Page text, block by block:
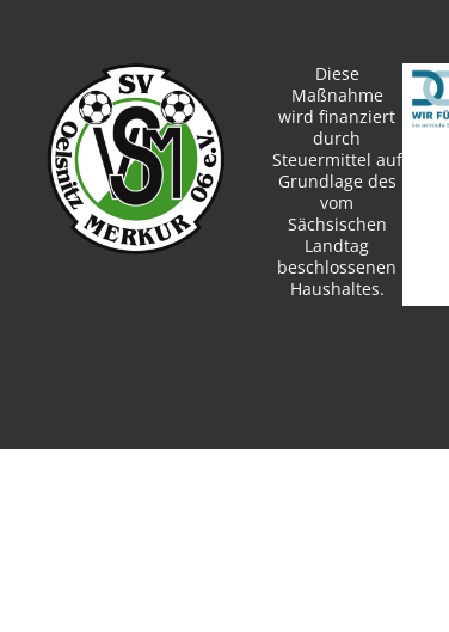
Diese
Maßnahme
wird finanziert
durch
Steuermittel auf
Grundlage des
vom
Sächsischen
Landtag
beschlossenen
Haushaltes.